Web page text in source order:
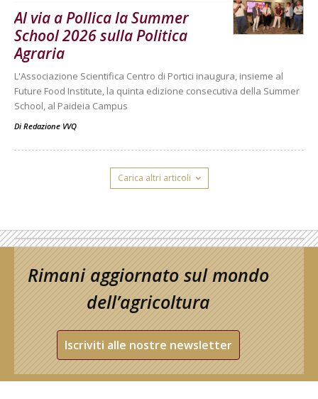
Al via a Pollica la Summer
School 2026 sulla Politica
Agraria
L'Associazione Scientifica Centro di Portici inaugura, insieme al
Future Food Institute, la quinta edizione consecutiva della Summer
School, al Paideia Campus
Di Redazione VVQ
Carica altri articoli
Rimani aggiornato sul mondo
dell’agricoltura
Iscriviti alle nostre newsletter